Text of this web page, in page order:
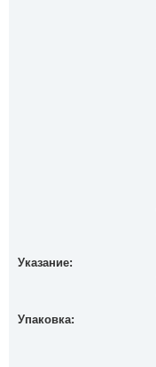
Указание:
Упаковка: